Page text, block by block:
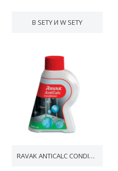
B SETY И W SETY
RAVAK ANTICALC CONDITIONER